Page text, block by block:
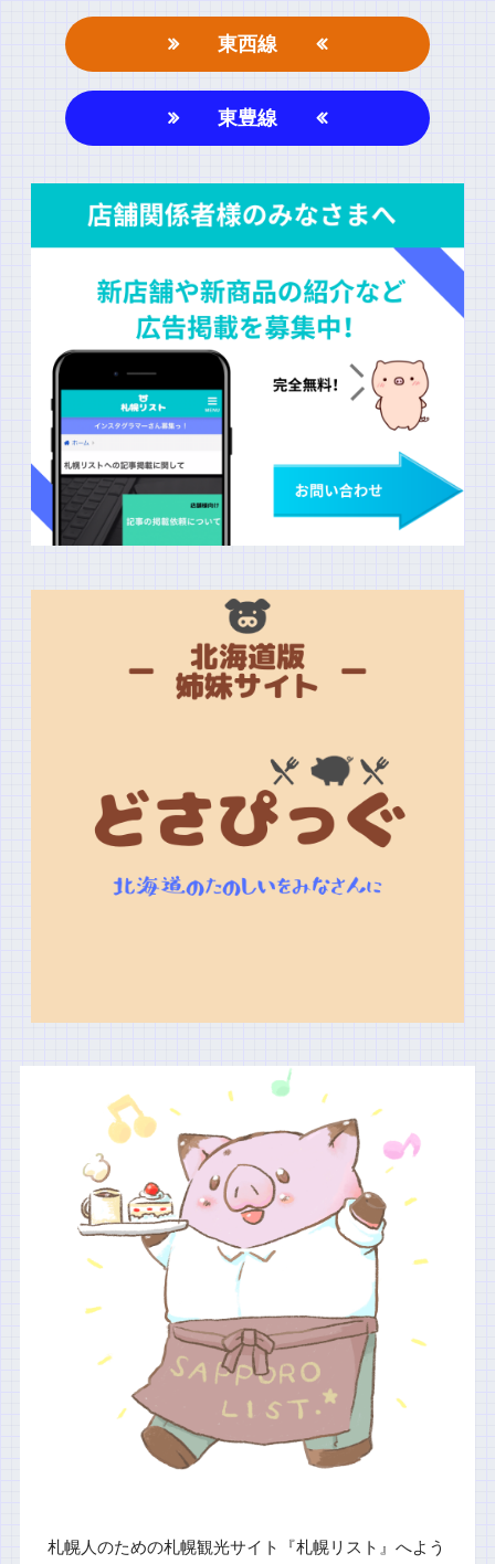
東西線
東豊線
札幌人のための札幌観光サイト『札幌リスト』へよう